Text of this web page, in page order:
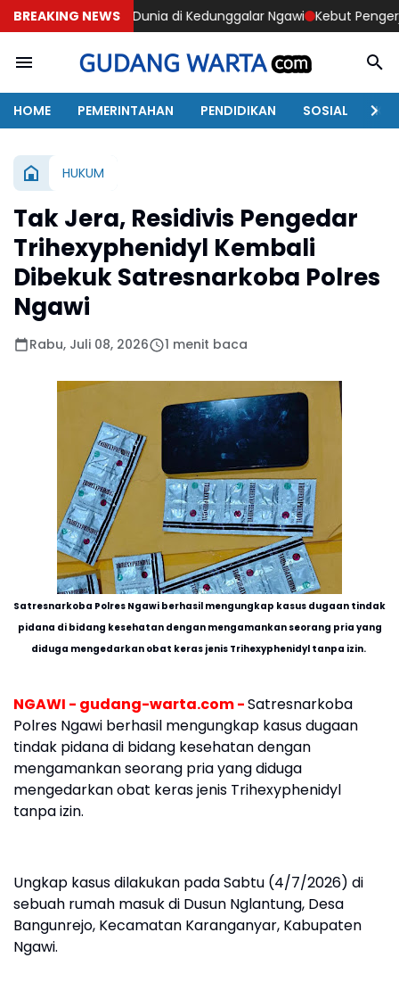
BREAKING NEWS
Dunia di Kedunggalar Ngawi Kebut Pengerjaan, Anggota
HOME PEMERINTAHAN PENDIDIKAN SOSIAL
HUKUM
Tak Jera, Residivis Pengedar
Trihexyphenidyl Kembali
Dibekuk Satresnarkoba Polres
Ngawi
Rabu, Juli 08, 2026 1 menit baca
Satresnarkoba Polres Ngawi berhasil mengungkap kasus dugaan tindak
pidana di bidang kesehatan dengan mengamankan seorang pria yang
diduga mengedarkan obat keras jenis Trihexyphenidyl tanpa izin.
NGAWI - gudang-warta.com -Satresnarkoba
Polres Ngawi berhasil mengungkap kasus dugaan
tindak pidana di bidang kesehatan dengan
mengamankan seorang pria yang diduga
mengedarkan obat keras jenis Trihexyphenidyl
tanpa izin.
Ungkap kasus dilakukan pada Sabtu (4/7/2026) di
sebuah rumah masuk di Dusun Nglantung, Desa
Bangunrejo, Kecamatan Karanganyar, Kabupaten
Ngawi.